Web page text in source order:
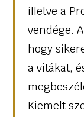
illetve a
vendége.
hogy
a vitákat,
Kiemelt